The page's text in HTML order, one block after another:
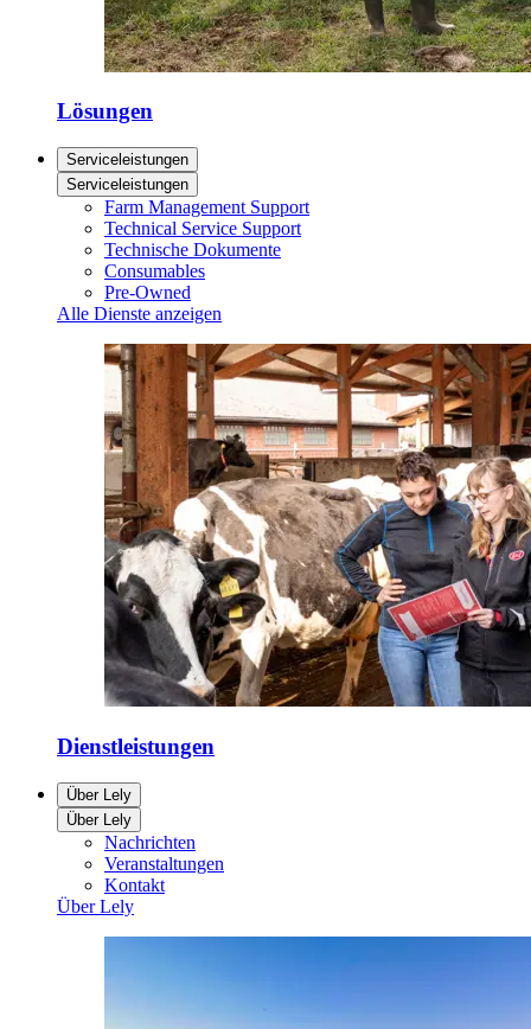
Lösungen
Serviceleistungen
Serviceleistungen
Farm Management Support
Technical Service Support
Technische Dokumente
Consumables
Pre-Owned
Alle Dienste anzeigen
Dienstleistungen
Über Lely
Über Lely
Nachrichten
Veranstaltungen
Kontakt
Über Lely